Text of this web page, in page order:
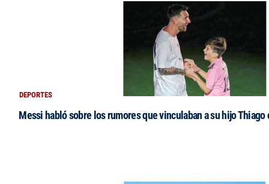
DEPORTES
Messi habló sobre los rumores que vinculaban a su hijo Thiago